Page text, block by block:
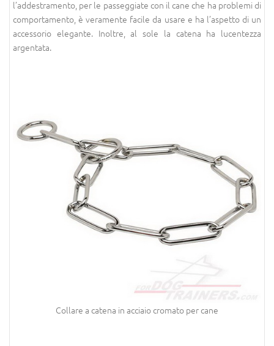
l’addestramento, per le passeggiate con il cane che ha problemi di
comportamento, è veramente facile da usare e ha l’aspetto di un
accessorio elegante. Inoltre, al sole la catena ha lucentezza
argentata.
Collare a catena in acciaio cromato per cane